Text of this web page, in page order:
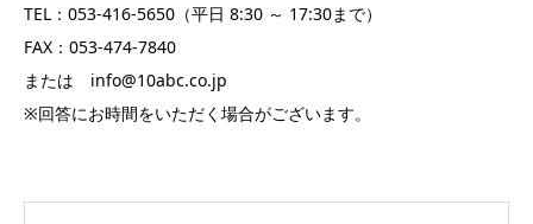
TEL：053-416-5650（平日 8:30 ～ 17:30まで）
FAX：053-474-7840
または info@10abc.co.jp
※回答にお時間をいただく場合がございます。